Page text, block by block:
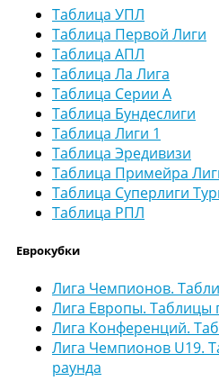
Таблица УПЛ
Таблица Первой Лиги
Таблица АПЛ
Таблица Ла Лига
Таблица Серии А
Таблица Бундеслиги
Таблица Лиги 1
Таблица Эредивизи
Таблица Примейра
Таблица Суперлиги
Таблица РПЛ
Еврокубки
Лига Чемпионов.
Лига Европы. Таблицы
Лига Конференций.
Лига Чемпионов U19.
раунда